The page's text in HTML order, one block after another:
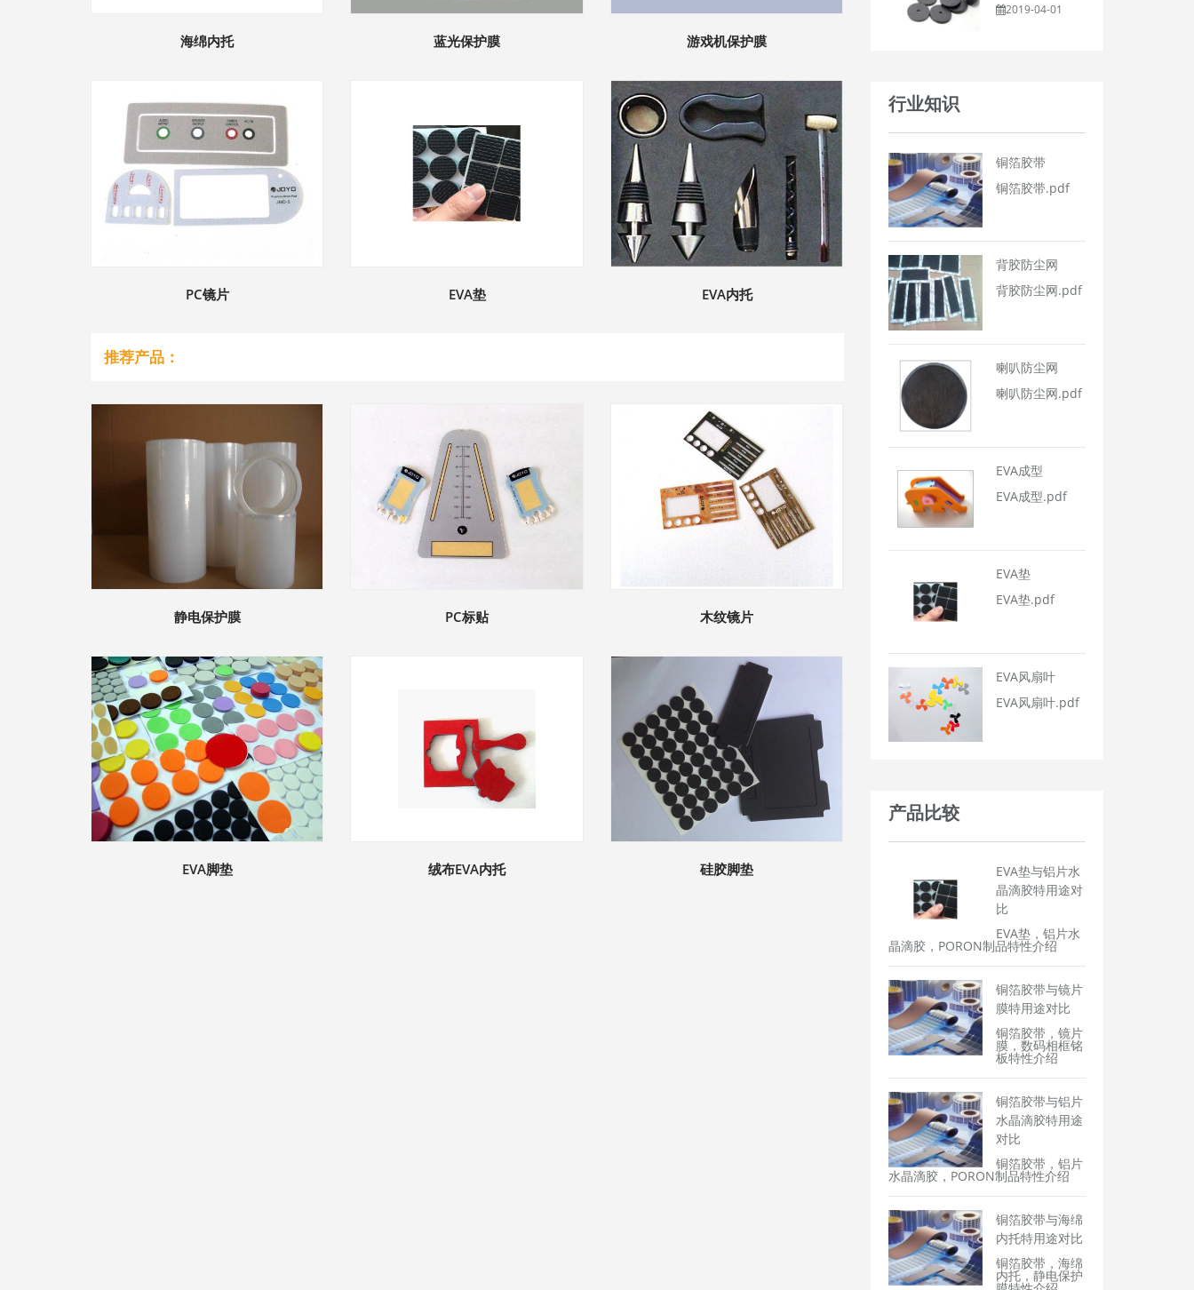
海绵内托 蓝光保护膜 游戏机保护膜
PC镜片 EVA垫 EVA内托
推荐产品：
静电保护膜 PC标贴 木纹镜片
EVA脚垫 绒布EVA内托 硅胶脚垫
2019-04-01
行业知识
铜箔胶带
铜箔胶带.pdf
背胶防尘网
背胶防尘网.pdf
喇叭防尘网
喇叭防尘网.pdf
EVA成型
EVA成型.pdf
EVA垫
EVA垫.pdf
EVA风扇叶
EVA风扇叶.pdf
产品比较
EVA垫与铝片水
晶滴胶特用途对
比
EVA垫，铝片水
晶滴胶，PORON制品特性介绍
铜箔胶带与镜片
膜特用途对比
铜箔胶带，镜片
膜，数码相框铭
板特性介绍
铜箔胶带与铝片
水晶滴胶特用途
对比
铜箔胶带，铝片
水晶滴胶，PORON制品特性介绍
铜箔胶带与海绵
内托特用途对比
铜箔胶带，海绵
内托，静电保护